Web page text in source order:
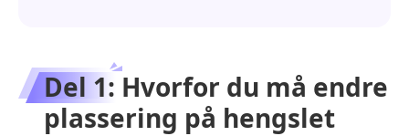
Del 1: Hvorfor du må endre
plassering på hengslet